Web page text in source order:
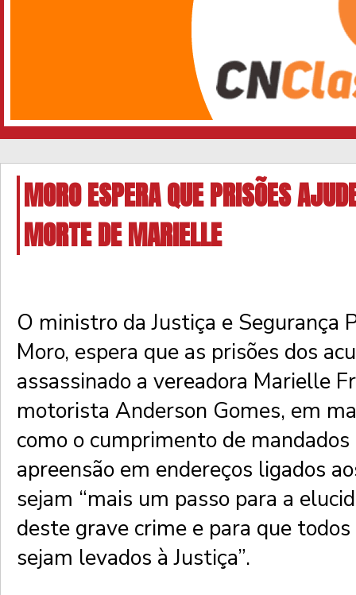
MORO ESPERA QUE PRISÕES
MORTE DE MARIELLE
O ministro da Justiça e Segurança
Moro, espera que as prisões dos
assassinado a vereadora Marielle
motorista Anderson Gomes, em
como o cumprimento de mandados
apreensão em endereços ligados
sejam “mais um passo para a
deste grave crime e para que
sejam levados à Justiça”.